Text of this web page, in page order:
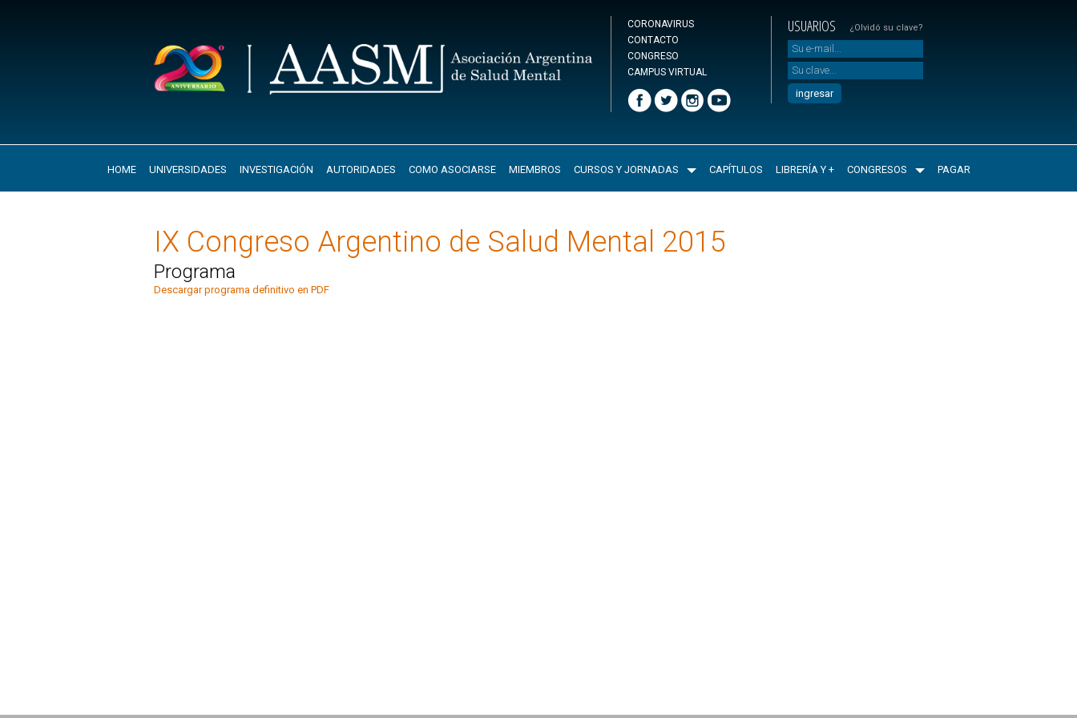
CORONAVIRUS
CONTACTO
CONGRESO
CAMPUS VIRTUAL
USUARIOS ¿Olvidó su clave?
HOME UNIVERSIDADES INVESTIGACIÓN AUTORIDADES COMO ASOCIARSE MIEMBROS CURSOS Y JORNADAS CAPÍTULOS LIBRERÍA Y + CONGRESOS PAGAR
IX Congreso Argentino de Salud Mental 2015
Programa
Descargar programa definitivo en PDF